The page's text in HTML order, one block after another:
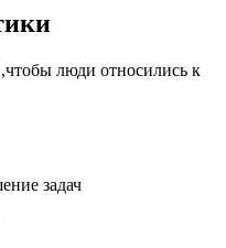
люди относились к
задач